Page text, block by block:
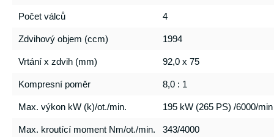
Počet válců 4
Zdvihový objem (ccm) 1994
Vrtání x zdvih (mm) 92,0 x 75
Kompresní poměr 8,0 : 1
Max. výkon kW (k)/ot./min. 195 kW (265 PS) /6000/min
Max. kroutící moment Nm/ot./min. 343/4000